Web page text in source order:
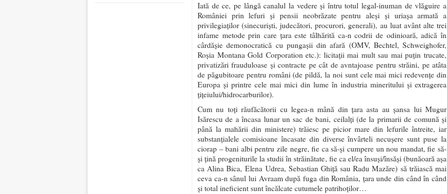
Iată de ce, pe lângă canalul la vedere și întru totul legal-inuman de vlăguire a
României prin lefuri și pensii neobrăzate pentru aleși și uriașa armată a
privilegiaților (sinecuriști, judecători, procurori, generali), au luat avânt alte trei
infame metode prin care țara este tâlhărită ca-n codrii de odinioară, adică în
cârdășie demonocratică cu pungașii din afară (OMV, Bechtel, Schweighofer,
Roșia Montana Gold Corporation etc.): licitații mai mult sau mai puțin trucate,
privatizări frauduloase și contracte pe cât de avntajoase pentru străini, pe atâta
de păgubitoare pentru români (de pildă, la noi sunt cele mai mici redevențe din
Europa și printre cele mai mici din lume în industria mineritului și extragerea
țițeiului/hidrocarburilor).
Cum nu toți răufăcătorii cu legea-n mână din țara asta au șansa lui Mugur
Isărescu de a încasa lunar un sac de bani, ceilalți (de la primarii de comună și
până la mahării din ministere) trăiesc pe picior mare din lefurile întreite, iar
substanțialele comisioane încasate din diverse învârteli necușere sunt puse la
ciorap – bani albi pentru zile negre, fie ca să-și cumpere un nou mandat, fie să-
și țină progeniturile la studii în străinătate, fie ca el/ea însuși/însăși (bunăoară așa
ca Alina Bica, Elena Udrea, Sebastian Ghiță sau Radu Mazăre) să trăiască mai
ceva ca-n sânul lui Avraam după fuga din România, țara unde din când în când
și total ineficient sunt încălcate cutumele patrihoților…